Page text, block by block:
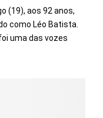
(19), aos 92 anos,
como Léo Batista.
uma das vozes